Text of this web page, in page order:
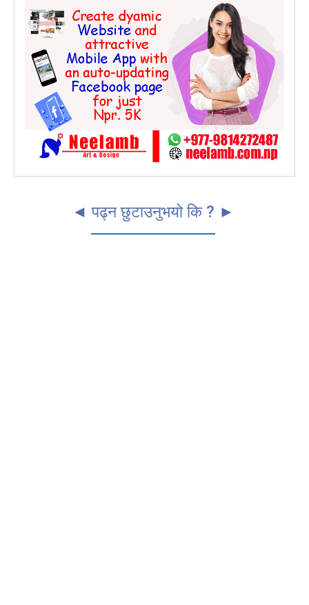
◄ पढ्न छुटाउनुभयो कि ? ►